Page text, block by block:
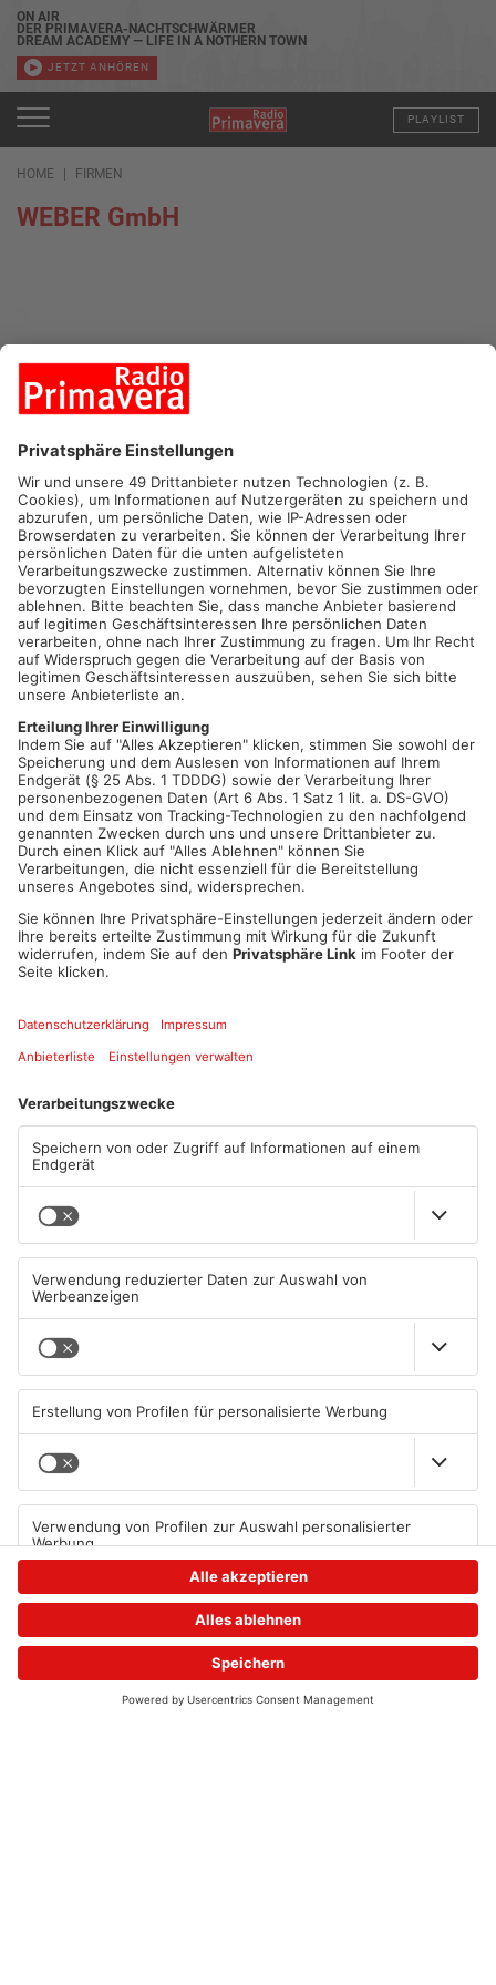
ON AIR
DER PRIMAVERA-NACHTSCHWÄRMER
DREAM ACADEMY — LIFE IN A NOTHERN TOWN
JETZT ANHÖREN
PLAYLIST
HOME FIRMEN
WEBER GmbH
WEBER GmbH
Wailandtstraße 6
63741 Aschaffenburg
LINK
Aktuelle Stellen